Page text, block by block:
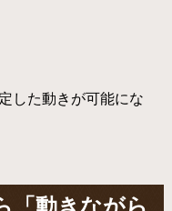
した動きが可能にな
「動きながら